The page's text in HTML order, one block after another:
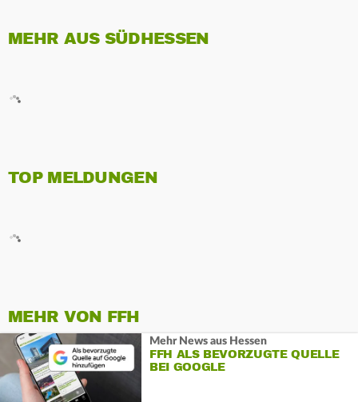
MEHR AUS SÜDHESSEN
TOP MELDUNGEN
MEHR VON FFH
Mehr News aus Hessen
FFH ALS BEVORZUGTE QUELLE
BEI GOOGLE